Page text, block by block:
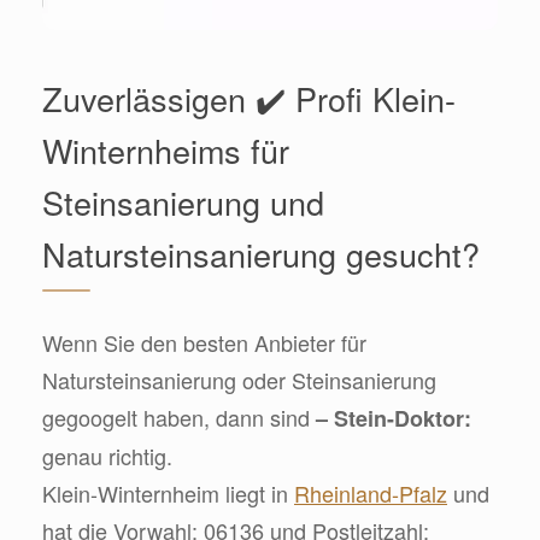
Zuverlässigen ✔️ Profi Klein-
Winternheims für
Steinsanierung und
Natursteinsanierung gesucht?
Wenn Sie den besten Anbieter für
Natursteinsanierung oder Steinsanierung
gegoogelt haben, dann sind– Stein-Doktor:
genau richtig.
Klein-Winternheim liegt in Rheinland-Pfalz und
hat die Vorwahl: 06136 und Postleitzahl: